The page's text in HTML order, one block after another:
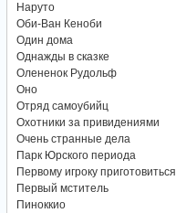
Наруто
Оби-Ван Кеноби
Один дома
Однажды в сказке
Олененок Рудольф
Оно
Отряд самоубийц
Охотники за привидениями
Очень странные дела
Парк Юрского периода
Первому игроку приготовиться
Первый мститель
Пиноккио